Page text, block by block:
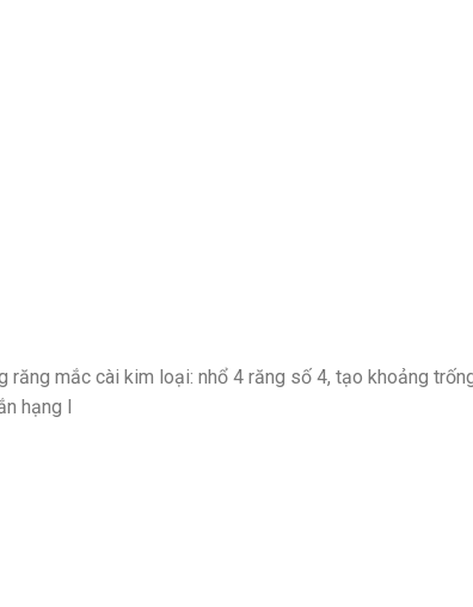
răng mắc cài kim loại: nhổ 4 răng số 4, tạo khoảng
hạng I